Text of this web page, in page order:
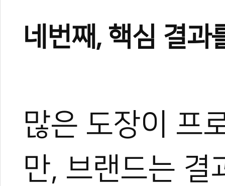
네번째, 핵심 결과
많은 도장이 프
만, 브랜드는 결